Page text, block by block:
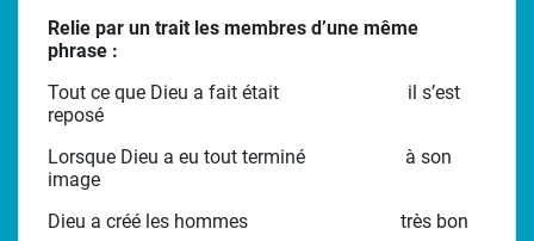
Relie par un trait les membres d’une même
phrase :
Tout ce que Dieu a fait était il s’est
reposé
Lorsque Dieu a eu tout terminé à son
image
Dieu a créé les hommes très bon